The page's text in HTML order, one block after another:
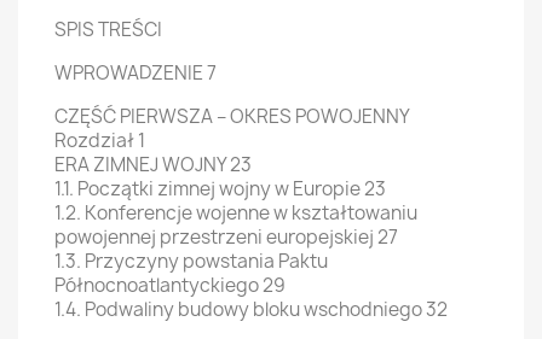
SPIS TREŚCI
WPROWADZENIE 7
CZĘŚĆ PIERWSZA – OKRES POWOJENNY
Rozdział 1
ERA ZIMNEJ WOJNY 23
1.1. Początki zimnej wojny w Europie 23
1.2. Konferencje wojenne w kształtowaniu
powojennej przestrzeni europejskiej 27
1.3. Przyczyny powstania Paktu
Północnoatlantyckiego 29
1.4. Podwaliny budowy bloku wschodniego 32